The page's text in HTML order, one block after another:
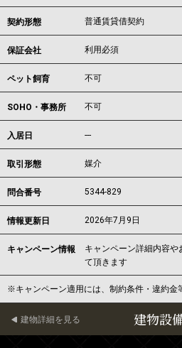
契約形態 普通賃貸借契約
保証会社 利用必須
ペット飼育 不可
SOHO・事務所 不可
入居日 ---
取引形態 媒介
問合番号 5344-829
情報更新日 2026年7月9日
キャンペーン情報
キャンペーン詳細内容
て頂きます
※キャンペーン適用には、制約条件・違約金
建物設
建物詳細を見る